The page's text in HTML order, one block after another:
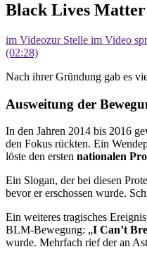
Black Lives
im Videozur Stelle im Video
(02:28)
Nach ihrer Gründung gab es
Ausweitung der
In den Jahren 2014 bis 2016
den Fokus rückten. Ein
löste den ersten nationalen
Ein Slogan, der bei diesen
bevor er erschossen wurde.
Ein weiteres tragisches
BLM-Bewegung: „I Can’t
wurde. Mehrfach rief der an